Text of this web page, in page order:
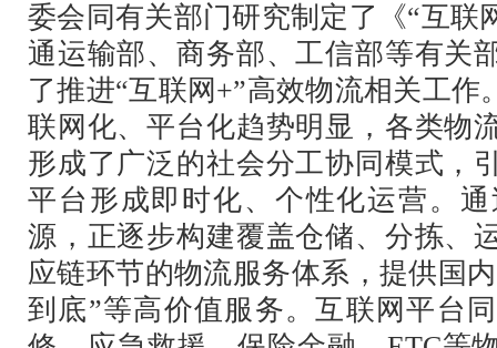
委会同有关部门研究制定了《“互联
通运输部、商务部、工信部等有关
了推进“互联网+”高效物流相关工
联网化、平台化趋势明显，各类物
形成了广泛的社会分工协同模式，
平台形成即时化、个性化运营。
源，正逐步构建覆盖仓储、分拣、
应链环节的物流服务体系，提供国
到底”等高价值服务。互联网平台